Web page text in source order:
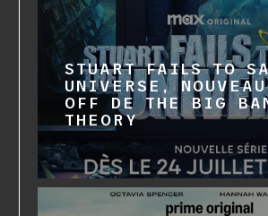
STUART FAILS TO
UNIVERSE,
OFF DE THE BIG
THEORY